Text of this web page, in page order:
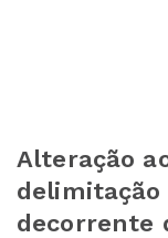
Alteração
delimitação
decorrente